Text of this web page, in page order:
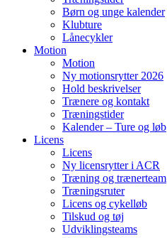
Børn og unge kalender
Klubture
Lånecykler
Motion
Motion
Ny motionsrytter 2026
Hold beskrivelser
Trænere og kontakt
Træningstider
Kalender – Ture og løb
Licens
Licens
Ny licensrytter i ACR
Træning og trænerteam
Træningsruter
Licens og cykelløb
Tilskud og tøj
Udviklingsteams